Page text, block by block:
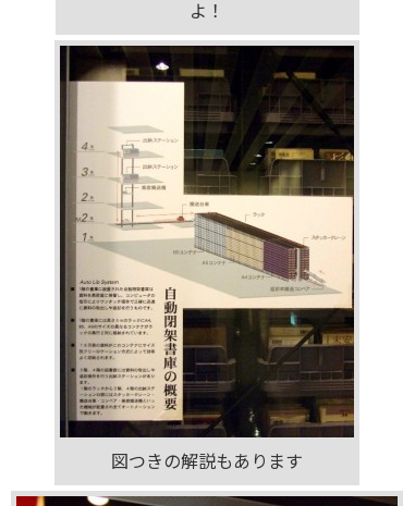
よ！
図つきの解説もあります